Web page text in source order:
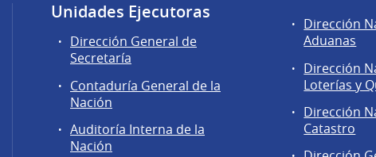
Unidades Ejecutoras
Dirección General de
Secretaría
Contaduría General de la
Nación
Auditoría Interna de la
Nación
Áreas
de
Dirección
General
de
Secretaría
Dirección
Aduanas
Dirección
Loterías y
Dirección
Catastro